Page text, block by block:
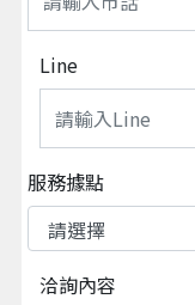
Line
服務據點
洽詢內容